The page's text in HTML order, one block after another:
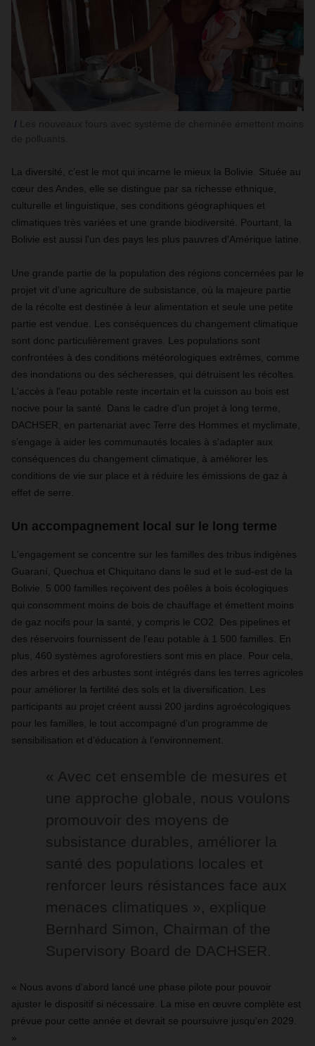
La diversité, c’est le mot qui incarne le mieux la Bolivie. Située au
cœur des Andes, elle se distingue par sa richesse ethnique,
culturelle et linguistique, ses conditions géographiques et
climatiques très variées et une grande biodiversité. Pourtant, la
Bolivie est aussi l'un des pays les plus pauvres d'Amérique latine.
Une grande partie de la population des régions concernées par le
projet vit d’une agriculture de subsistance, où la majeure partie
de la récolte est destinée à leur alimentation et seule une petite
partie est vendue. Les conséquences du changement climatique
sont donc particulièrement graves. Les populations sont
confrontées à des conditions météorologiques extrêmes, comme
des inondations ou des sécheresses, qui détruisent les récoltes.
L'accès à l'eau potable reste incertain et la cuisson au bois est
nocive pour la santé. Dans le cadre d'un projet à long terme,
DACHSER, en partenariat avec Terre des Hommes et myclimate,
s’engage à aider les communautés locales à s'adapter aux
conséquences du changement climatique, à améliorer les
conditions de vie sur place et à réduire les émissions de gaz à
effet de serre.
Un accompagnement local sur le long terme
L'engagement se concentre sur les familles des tribus indigènes
Guaraní, Quechua et Chiquitano dans le sud et le sud-est de la
Bolivie. 5 000 familles reçoivent des poêles à bois écologiques
qui consomment moins de bois de chauffage et émettent moins
de gaz nocifs pour la santé, y compris le CO2. Des pipelines et
des réservoirs fournissent de l'eau potable à 1 500 familles. En
plus, 460 systèmes agroforestiers sont mis en place. Pour cela,
des arbres et des arbustes sont intégrés dans les terres agricoles
pour améliorer la fertilité des sols et la diversification. Les
participants au projet créent aussi 200 jardins agroécologiques
pour les familles, le tout accompagné d’un programme de
sensibilisation et d’éducation à l’environnement.
« Avec cet ensemble de mesures et
une approche globale, nous voulons
promouvoir des moyens de
subsistance durables, améliorer la
santé des populations locales et
renforcer leurs résistances face aux
menaces climatiques », explique
Bernhard Simon, Chairman of the
Supervisory Board de DACHSER.
« Nous avons d'abord lancé une phase pilote pour pouvoir
ajuster le dispositif si nécessaire. La mise en œuvre complète est
prévue pour cette année et devrait se poursuivre jusqu'en 2029.
»